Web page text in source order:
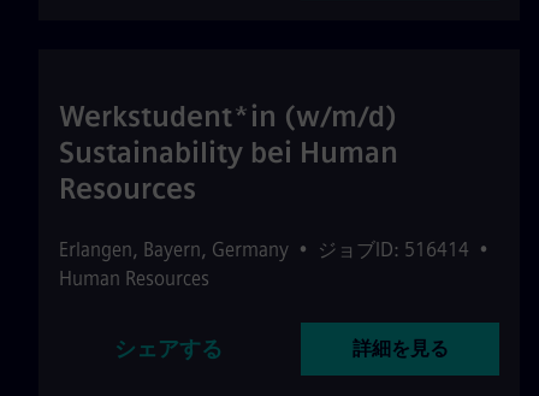
Werkstudent*in (w/m/d)
Sustainability bei Human
Resources
Erlangen, Bayern, Germany • ジョブID: 516414 •
Human Resources
シェアする 詳細を見る